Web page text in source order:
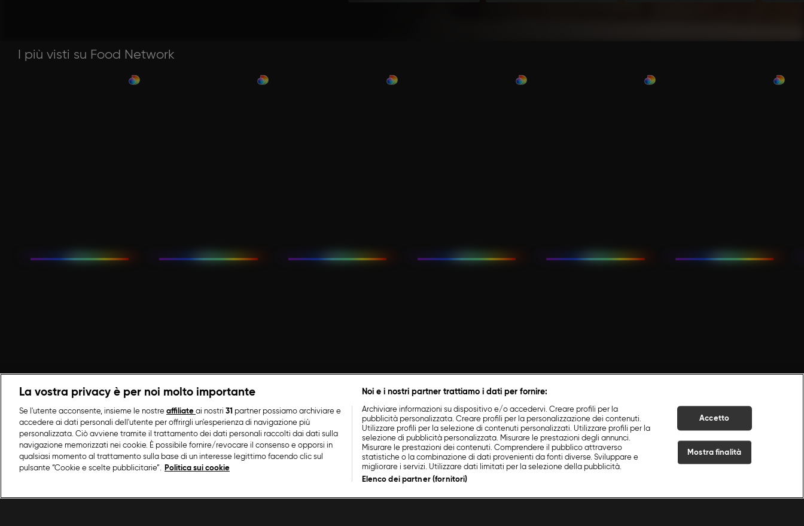
I più visti su Food Network
La vostra privacy è per noi molto importante
Se l'utente acconsente, insieme le nostre affiliate ai nostri 31 partner possiamo archiviare e
accedere ai dati personali dell'utente per offrirgli un'esperienza di navigazione più
personalizzata. Ciò avviene tramite il trattamento dei dati personali raccolti dai dati sulla
navigazione memorizzati nei cookie. È possibile fornire/revocare il consenso e opporsi in
qualsiasi momento al trattamento sulla base di un interesse legittimo facendo clic sul
pulsante “Cookie e scelte pubblicitarie”.
Politica sui cookie
Noi e i nostri partner trattiamo i dati per fornire:
Archiviare informazioni su dispositivo e/o accedervi. Creare profili per la
pubblicità personalizzata. Creare profili per la personalizzazione dei contenuti.
Utilizzare profili per la selezione di contenuti personalizzati. Utilizzare profili per la
selezione di pubblicità personalizzata. Misurare le prestazioni degli annunci.
Misurare le prestazioni dei contenuti. Comprendere il pubblico attraverso
statistiche o la combinazione di dati provenienti da fonti diverse. Sviluppare e
migliorare i servizi. Utilizzare dati limitati per la selezione della pubblicità.
Elenco dei partner (fornitori)
Accetto
Mostra finalità